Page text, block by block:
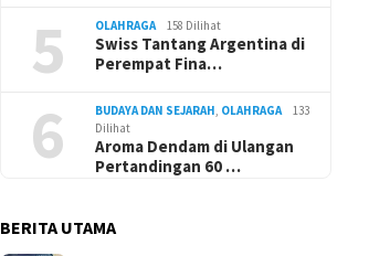
5 OLAHRAGA 158 Dilihat
Swiss Tantang Argentina di
Perempat Fina…
6 BUDAYA DAN SEJARAH OLAHRAGA
133
Dilihat
Aroma Dendam di Ulangan
Pertandingan 60 …
BERITA UTAMA